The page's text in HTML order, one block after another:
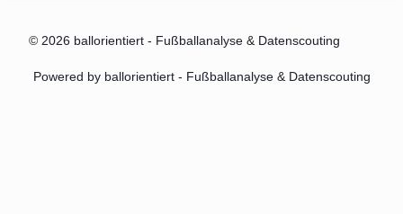
© 2026 ballorientiert - Fußballanalyse & Datenscouting
Powered by ballorientiert - Fußballanalyse & Datenscouting